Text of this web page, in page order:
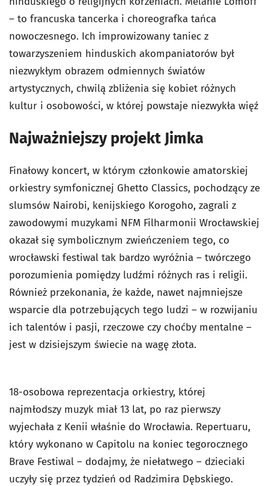
– to francuska tancerka i choreografka tańca
nowoczesnego. Ich improwizowany taniec z
towarzyszeniem hinduskich akompaniatorów był
niezwykłym obrazem odmiennych światów
artystycznych, chwilą zbliżenia się kobiet różnych
kultur i osobowości, w której powstaje niezwykła więź
Najważniejszy projekt Jimka
Finałowy koncert, w którym członkowie amatorskiej
orkiestry symfonicznej Ghetto Classics, pochodzący ze
slumsów Nairobi, kenijskiego Korogoho, zagrali z
zawodowymi muzykami NFM Filharmonii Wrocławskiej
okazał się symbolicznym zwieńczeniem tego, co
wrocławski festiwal tak bardzo wyróżnia – twórczego
porozumienia pomiędzy ludźmi różnych ras i religii.
Również przekonania, że każde, nawet najmniejsze
wsparcie dla potrzebujących tego ludzi – w rozwijaniu
ich talentów i pasji, rzeczowe czy choćby mentalne –
jest w dzisiejszym świecie na wagę złota.
18-osobowa reprezentacja orkiestry, której
najmłodszy muzyk miał 13 lat, po raz pierwszy
wyjechała z Kenii właśnie do Wrocławia. Repertuaru,
który wykonano w Capitolu na koniec tegorocznego
Brave Festiwal – dodajmy, że niełatwego – dzieciaki
uczyły się przez tydzień od Radzimira Dębskiego.